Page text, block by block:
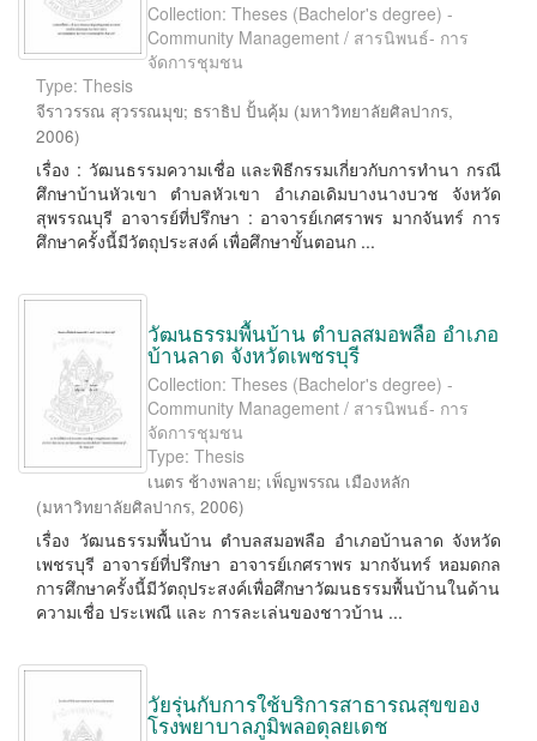
Collection: Theses (Bachelor's degree) -
Community Management / สารนิพนธ์- การ
จัดการชุมชน
Type: Thesis
จีราวรรณ สุวรรณมุข; ธราธิป ปั้นคุ้ม (มหาวิทยาลัยศิลปากร,
2006)
เรื่อง : วัฒนธรรมความเชื่อ และพิธีกรรมเกี่ยวกับการทํานา กรณี
ศึกษาบ้านหัวเขา ตําบลหัวเขา อําเภอเดิมบางนางบวช จังหวัด
สุพรรณบุรี อาจารย์ที่ปรึกษา : อาจารย์เกศราพร มากจันทร์ การ
ศึกษาครั้งนี้มีวัตถุประสงค์ เพื่อศึกษาขั้นตอนก ...
วัฒนธรรมพื้นบ้าน ตำบลสมอพลือ อำเภอ
บ้านลาด จังหวัดเพชรบุรี
Collection: Theses (Bachelor's degree) -
Community Management / สารนิพนธ์- การ
จัดการชุมชน
Type: Thesis
เนตร ช้างพลาย; เพ็ญพรรณ เมืองหลัก
(มหาวิทยาลัยศิลปากร, 2006)
เรื่อง วัฒนธรรมพื้นบ้าน ตําบลสมอพลือ อําเภอบ้านลาด จังหวัด
เพชรบุรี อาจารย์ที่ปรึกษา อาจารย์เกศราพร มากจันทร์ หอมดกล
การศึกษาครั้งนี้มีวัตถุประสงค์เพื่อศึกษาวัฒนธรรมพื้นบ้านในด้าน
ความเชื่อ ประเพณี และ การละเล่นของชาวบ้าน ...
วัยรุ่นกับการใช้บริการสาธารณสุขของ
โรงพยาบาลภูมิพลอดุลยเดช